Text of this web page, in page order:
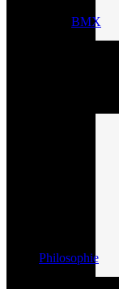
BMX
Philosophie